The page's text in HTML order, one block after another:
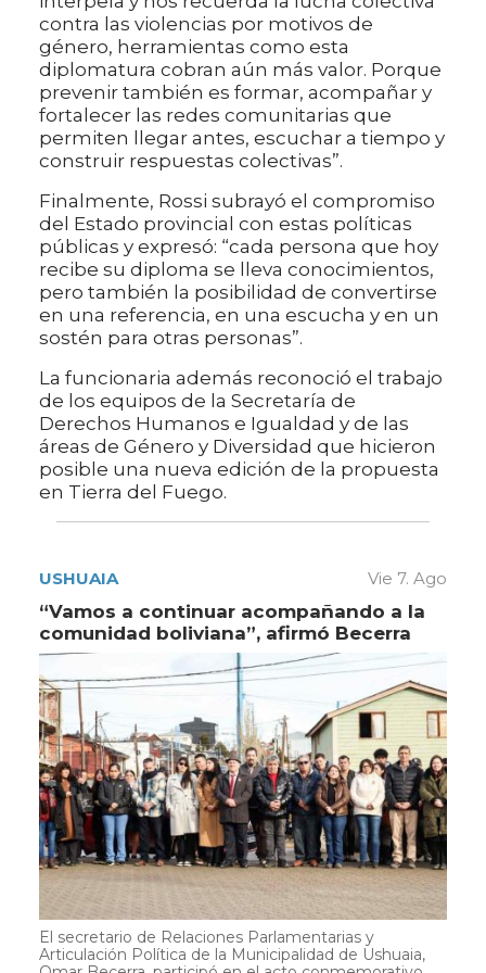
contra las violencias por motivos de
género, herramientas como esta
diplomatura cobran aún más valor. Porque
prevenir también es formar, acompañar y
fortalecer las redes comunitarias que
permiten llegar antes, escuchar a tiempo y
construir respuestas colectivas”.
Finalmente, Rossi subrayó el compromiso
del Estado provincial con estas políticas
públicas y expresó: “cada persona que hoy
recibe su diploma se lleva conocimientos,
pero también la posibilidad de convertirse
en una referencia, en una escucha y en un
sostén para otras personas”.
La funcionaria además reconoció el trabajo
de los equipos de la Secretaría de
Derechos Humanos e Igualdad y de las
áreas de Género y Diversidad que hicieron
posible una nueva edición de la propuesta
en Tierra del Fuego.
USHUAIA Vie 7. Ago
“Vamos a continuar acompañando a la
comunidad boliviana”, afirmó Becerra
El secretario de Relaciones Parlamentarias y
Articulación Política de la Municipalidad de Ushuaia,